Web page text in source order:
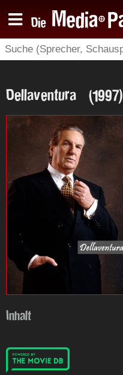
Dellaventura (1997)
Inhalt